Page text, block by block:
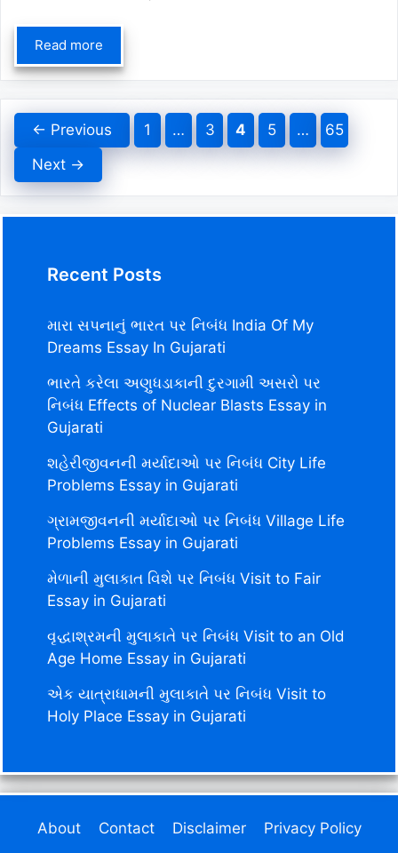
Read more
← Previous Page
1 … Page
3 Page
4 Page
5 … Page
65
Next →
Recent Posts
મારા સપનાનું ભારત પર નિબંધ India Of My
Dreams Essay In Gujarati
ભારતે કરેલા અણુધડાકાની દુરગામી અસરો પર
નિબંધ Effects of Nuclear Blasts Essay in
Gujarati
શહેરીજીવનની મર્યાદાઓ પર નિબંધ City Life
Problems Essay in Gujarati
ગ્રામજીવનની મર્યાદાઓ પર નિબંધ Village Life
Problems Essay in Gujarati
મેળાની મુલાકાત વિશે પર નિબંધ Visit to Fair
Essay in Gujarati
વૃદ્ધાશ્રમની મુલાકાતે પર નિબંધ Visit to an Old
Age Home Essay in Gujarati
એક યાત્રાધામની મુલાકાતે પર નિબંધ Visit to
Holy Place Essay in Gujarati
About Contact Disclaimer
Privacy Policy